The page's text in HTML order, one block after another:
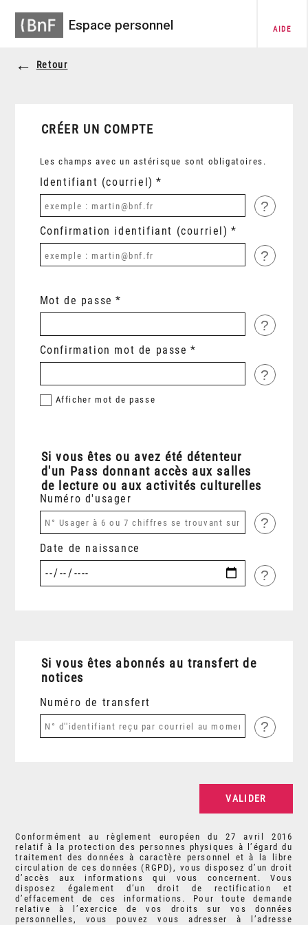
Espace personnel AIDE
Retour
CRÉER UN COMPTE
Les champs avec un astérisque sont obligatoires.
Identifiant (courriel)
?
Confirmation identifiant (courriel)
?
Mot de passe
?
Confirmation mot de passe
?
Afficher mot de passe
Si vous êtes ou avez été détenteur
d'un Pass donnant accès aux salles
de lecture ou aux activités culturelles
Numéro d'usager
?
Date de naissance
?
Si vous êtes abonnés au transfert de
notices
Numéro de transfert
?
Conformément au règlement européen du 27 avril 2016
relatif à la protection des personnes physiques à l’égard du
traitement des données à caractère personnel et à la libre
circulation de ces données (RGPD), vous disposez d’un droit
d’accès aux informations qui vous concernent. Vous
disposez également d’un droit de rectification et
d’effacement de ces informations. Pour toute demande
relative à l’exercice de vos droits sur vos données
personnelles, vous pouvez vous adresser à l’adresse